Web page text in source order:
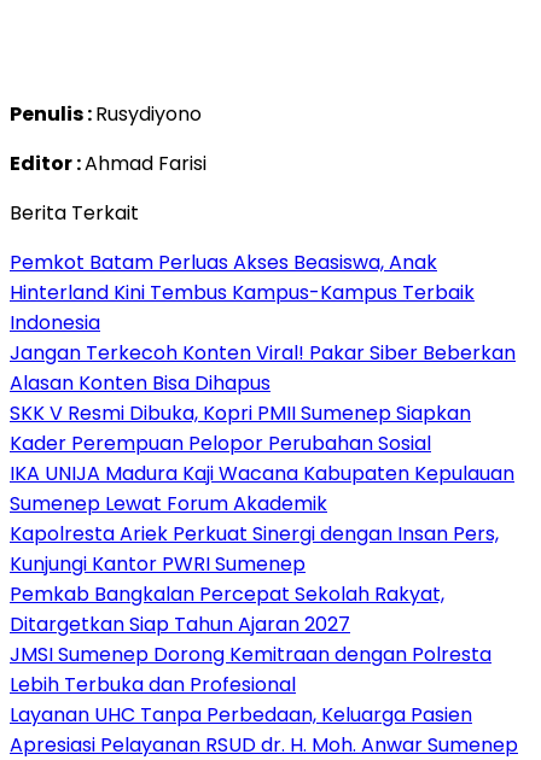
Penulis :Rusydiyono
Editor :Ahmad Farisi
Berita Terkait
Pemkot Batam Perluas Akses Beasiswa, Anak
Hinterland Kini Tembus Kampus-Kampus Terbaik
Indonesia
Jangan Terkecoh Konten Viral! Pakar Siber Beberkan
Alasan Konten Bisa Dihapus
SKK V Resmi Dibuka, Kopri PMII Sumenep Siapkan
Kader Perempuan Pelopor Perubahan Sosial
IKA UNIJA Madura Kaji Wacana Kabupaten Kepulauan
Sumenep Lewat Forum Akademik
Kapolresta Ariek Perkuat Sinergi dengan Insan Pers,
Kunjungi Kantor PWRI Sumenep
Pemkab Bangkalan Percepat Sekolah Rakyat,
Ditargetkan Siap Tahun Ajaran 2027
JMSI Sumenep Dorong Kemitraan dengan Polresta
Lebih Terbuka dan Profesional
Layanan UHC Tanpa Perbedaan, Keluarga Pasien
Apresiasi Pelayanan RSUD dr. H. Moh. Anwar Sumenep